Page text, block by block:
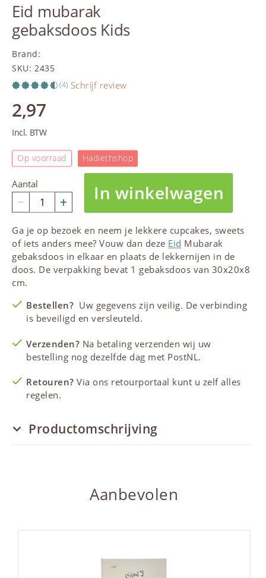
Eid mubarak
gebaksdoos Kids
Brand:
SKU: 2435
(4) Schrijf review
2,97
Incl. BTW
Op voorraad Hadiethshop
Aantal In winkelwagen
Ga je op bezoek en neem je lekkere cupcakes, sweets
of iets anders mee? Vouw dan deze Eid Mubarak
gebaksdoos in elkaar en plaats de lekkernijen in de
doos. De verpakking bevat 1 gebaksdoos van 30x20x8
cm.
Bestellen? Uw gegevens zijn veilig. De verbinding
is beveiligd en versleuteld.
Verzenden? Na betaling verzenden wij uw
bestelling nog dezelfde dag met PostNL.
Retouren? Via ons retourportaal kunt u zelf alles
regelen.
Productomschrijving
Aanbevolen